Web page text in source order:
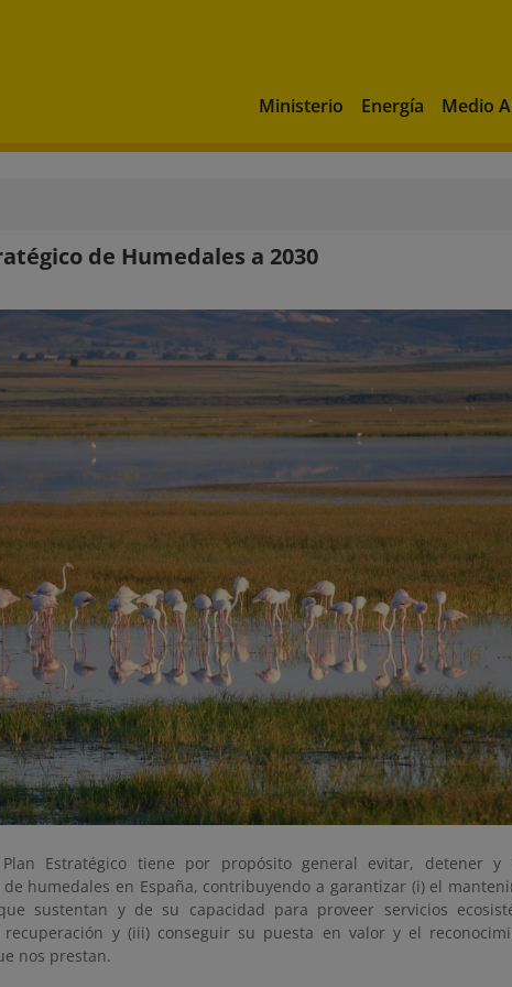
Ministerio Energía Medio
de Humedales a 2030
Plan Estratégico tiene por propósito general evitar, detener
de humedales en España, contribuyendo a garantizar (i) el
sustentan y de su capacidad para proveer servicios
y (iii) conseguir su puesta en valor y el
nos prestan.